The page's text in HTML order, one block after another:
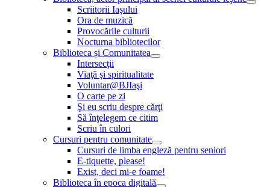
Scriitorii Iaşului
Ora de muzică
Provocările culturii
Nocturna bibliotecilor
Biblioteca și Comunitatea
Intersecţii
Viaţă şi spiritualitate
Voluntar@BJIaşi
O carte pe zi
Şi eu scriu despre cărţi
Să înţelegem ce citim
Scriu în culori
Cursuri pentru comunitate
Cursuri de limba engleză pentru seniori
E-tiquette, please!
Exist, deci mi-e foame!
Biblioteca în epoca digitală